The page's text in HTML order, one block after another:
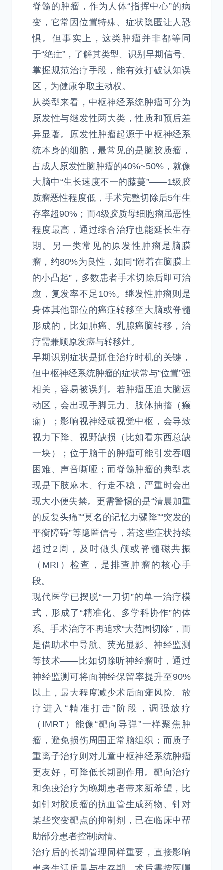
脊髓的肿瘤，作为人体“指挥中心”的病
变，它常因位置特殊、症状隐匿让人恐
惧。但事实上，这类肿瘤并非都等同
于“绝症”，了解其类型、识别早期信号、
掌握规范治疗手段，能有效打破认知误
区，为健康争取主动权。
从类型来看，中枢神经系统肿瘤可分为
原发性与继发性两大类，性质和预后差
异显著。原发性肿瘤起源于中枢神经系
统本身的细胞，最常见的是脑胶质瘤，
占成人原发性脑肿瘤的40%~50%，就像
大脑中“生长速度不一的藤蔓”——1级胶
质瘤恶性程度低，手术完整切除后5年生
存率超90%；而4级胶质母细胞瘤虽恶性
程度最高，通过综合治疗也能延长生存
期。另一类常见的原发性肿瘤是脑膜
瘤，约80%为良性，如同“附着在脑膜上
的小凸起”，多数患者手术切除后即可治
愈，复发率不足10%。继发性肿瘤则是
身体其他部位的癌症转移至大脑或脊髓
形成的，比如肺癌、乳腺癌脑转移，治
疗需兼顾原发癌与转移灶。
早期识别症状是抓住治疗时机的关键，
但中枢神经系统肿瘤的症状常与“位置”强
相关，容易被误判。若肿瘤压迫大脑运
动区，会出现手脚无力、肢体抽搐（癫
痫）；影响视神经或视觉中枢，会导致
视力下降、视野缺损（比如看东西总缺
一块）；位于脑干的肿瘤可能引发吞咽
困难、声音嘶哑；而脊髓肿瘤的典型表
现是下肢麻木、行走不稳，严重时会出
现大小便失禁。更需警惕的是“清晨加重
的反复头痛”“莫名的记忆力骤降”“突发的
平衡障碍”等隐匿信号，若这些症状持续
超过2周，及时做头颅或脊髓磁共振
（MRI）检查，是排查肿瘤的核心手
段。
现代医学已摆脱“一刀切”的单一治疗模
式，形成了“精准化、多学科协作”的体
系。手术治疗不再追求“大范围切除”，而
是借助术中导航、荧光显影、神经监测
等技术——比如切除听神经瘤时，通过
神经监测可将面神经保留率提升至90%
以上，最大程度减少术后面瘫风险。放
疗进入“精准打击”阶段，调强放疗
（IMRT）能像“靶向导弹”一样聚焦肿
瘤，避免损伤周围正常脑组织；而质子
重离子治疗则对儿童中枢神经系统肿瘤
更友好，可降低长期副作用。靶向治疗
和免疫治疗为晚期患者带来新希望，比
如针对胶质瘤的抗血管生成药物、针对
某些突变靶点的抑制剂，已在临床中帮
助部分患者控制病情。
治疗后的长期管理同样重要，直接影响
患者生活质量与生存期。术后需按医嘱